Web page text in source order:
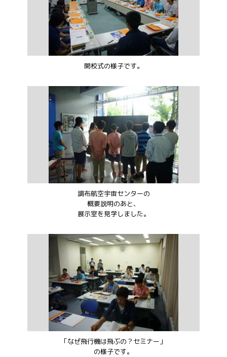
開校式の様子です。
調布航空宇宙センターの
概要説明のあと、
展示室を見学しました。
「なぜ飛行機は飛ぶの？セミナー」
の様子です。